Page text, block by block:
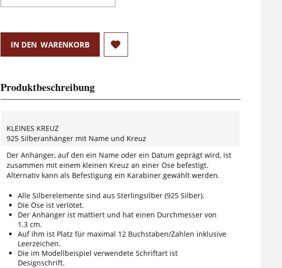
IN DEN WARENKORB
Produktbeschreibung
KLEINES KREUZ
925 Silberanhänger mit Name und Kreuz
Der Anhänger, auf den ein Name oder ein Datum geprägt wird, ist
zusammen mit einem kleinen Kreuz an einer Öse befestigt.
Alternativ kann als Befestigung ein Karabiner gewählt werden.
Alle Silberelemente sind aus Sterlingsilber (925 Silber).
Die Öse ist verlötet.
Der Anhänger ist mattiert und hat einen Durchmesser von
1.3 cm.
Auf ihm ist Platz für maximal 12 Buchstaben/Zahlen inklusive
Leerzeichen.
Die im Modellbeispiel verwendete Schriftart ist
Designschrift.